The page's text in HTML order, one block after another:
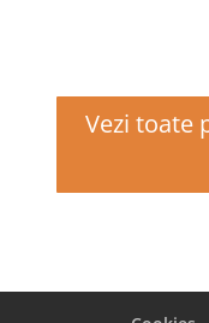
Vezi toate